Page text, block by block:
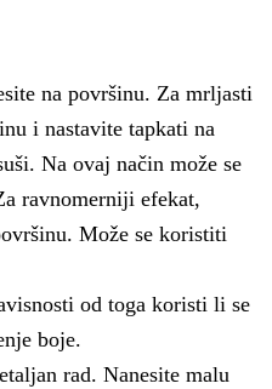
na površinu. Za mrljasti
i nastavite tapkati na
Na ovaj način može se
ravnomerniji efekat,
Može se koristiti
od toga koristi li se
boje.
rad. Nanesite malu